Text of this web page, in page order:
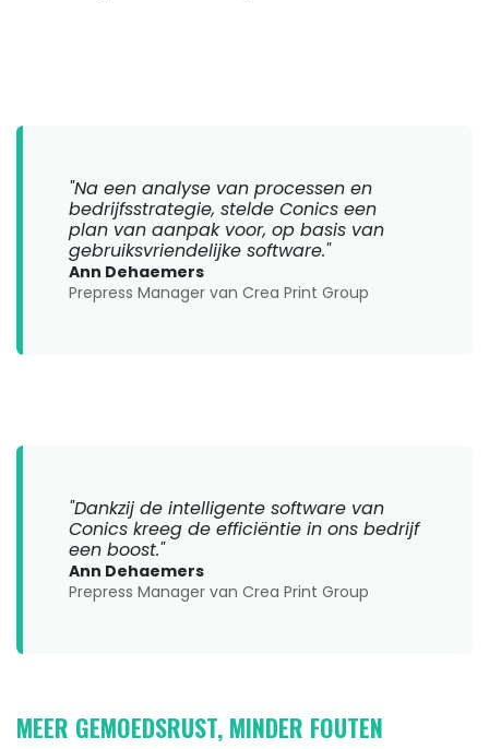
"Na een analyse van processen en
bedrijfsstrategie, stelde Conics een
plan van aanpak voor, op basis van
gebruiksvriendelijke software."
Ann Dehaemers
Prepress Manager van Crea Print Group
"Dankzij de intelligente software van
Conics kreeg de efficiëntie in ons bedrijf
een boost."
Ann Dehaemers
Prepress Manager van Crea Print Group
MEER GEMOEDSRUST, MINDER FOUTEN